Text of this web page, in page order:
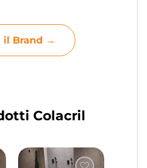
il Brand →
Colacril